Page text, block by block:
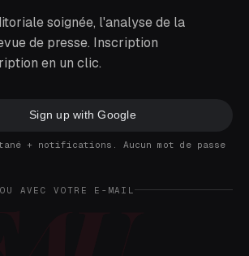
soignée, l'analyse de la
de presse. Inscription
en un clic.
Sign up with Google
+ notifications. Aucun mot de passe
OU AVEC VOTRE E-MAIL